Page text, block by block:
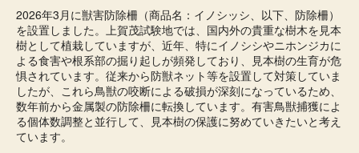
日
2026年3月に獣害防除柵（商品名：イノシッシ、以下、防除柵）
を設置しました。上賀茂試験地では、国内外の貴重な樹木を見本
樹として植栽していますが、近年、特にイノシシやニホンジカに
よる食害や根系部の掘り起しが頻発しており、見本樹の生育が危
惧されています。従来から防獣ネット等を設置して対策していま
したが、これら鳥獣の咬断による破損が深刻になっているため、
数年前から金属製の防除柵に転換しています。有害鳥獣捕獲によ
る個体数調整と並行して、見本樹の保護に努めていきたいと考え
ています。